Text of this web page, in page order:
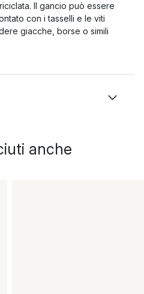
Il gancio può essere
con i tasselli e le viti
giacche, borse o simili
anche